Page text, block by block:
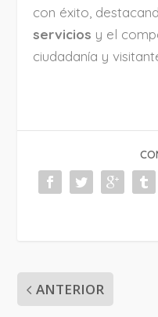
con éxito,
servicios y el
ciudadanía y
ANTERIOR